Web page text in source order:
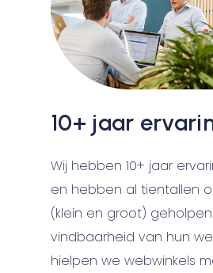
10+ jaar
Wij hebben 10+ jaar
en hebben al tientallen
(klein en groot)
vindbaarheid van hun
hielpen we webwinkels